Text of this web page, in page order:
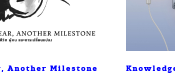
Another Milestone